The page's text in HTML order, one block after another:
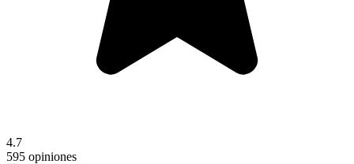
4.7
595 opiniones